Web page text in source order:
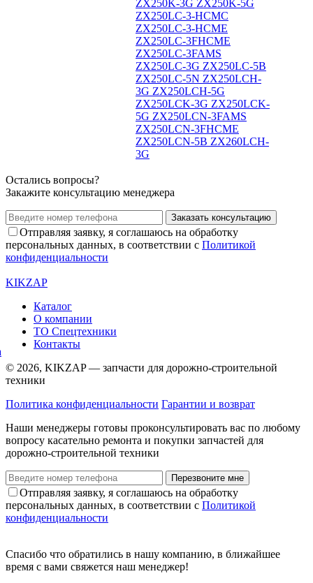
ZX250K-3G ZX250K-5G
ZX250LC-3-HCMC
ZX250LC-3-HCME
ZX250LC-3FHCME
ZX250LC-3FAMS
ZX250LC-3G ZX250LC-5B
ZX250LC-5N ZX250LCH-
3G ZX250LCH-5G
ZX250LCK-3G ZX250LCK-
5G ZX250LCN-3FAMS
ZX250LCN-3FHCME
ZX250LCN-5B ZX260LCH-
3G
Остались вопросы?
Закажите консультацию менеджера
Заказать консультацию
Отправляя заявку, я соглашаюсь на обработку
персональных данных, в соответствии с Политикой
конфиденциальности
KIKZAP
Каталог
О компании
ТО Спецтехники
Контакты
© 2026, KIKZAP — запчасти для дорожно-строительной
техники
Политика конфиденциальности Гарантии и возврат
Наши менеджеры готовы проконсультировать вас по любому
вопросу касательно ремонта и покупки запчастей для
дорожно-строительной техники
Перезвоните мне
Отправляя заявку, я соглашаюсь на обработку
персональных данных, в соответствии с Политикой
конфиденциальности
Спасибо что обратились в нашу компанию, в ближайшее
время с вами свяжется наш менеджер!